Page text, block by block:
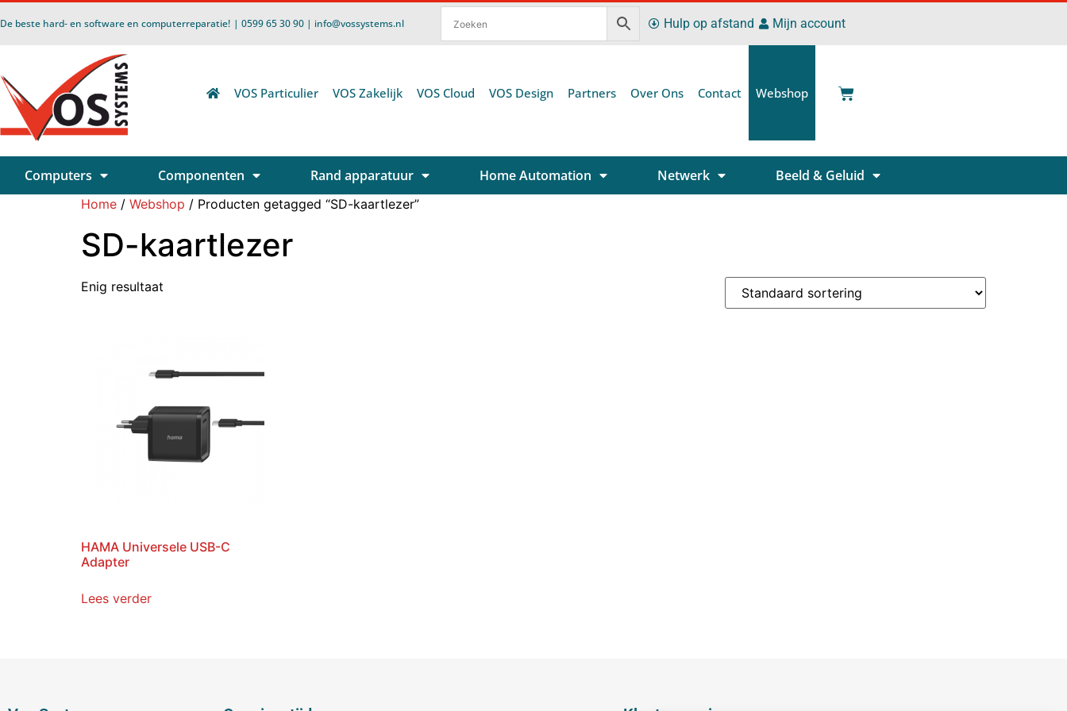
De beste hard- en software en computerreparatie! | 0599 65 30 90 | info@vossystems.nl Hulp op afstand Mijn account
VOS Particulier VOS Zakelijk VOS Cloud VOS Design Partners Over Ons Contact Webshop
Computers Componenten Rand apparatuur Home Automation Netwerk Beeld & Geluid
Home / Webshop / Producten getagged “SD-kaartlezer”
SD-kaartlezer
Enig resultaat
HAMA Universele USB-C
Adapter
Lees verder